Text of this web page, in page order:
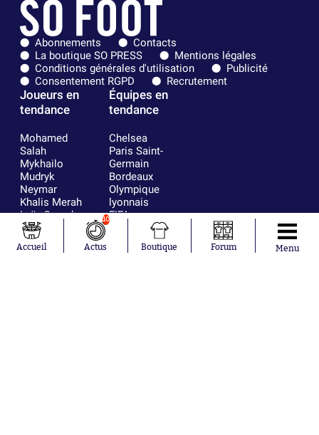
Abonnements
Contacts
La boutique SO PRESS
Mentions légales
Conditions générales d'utilisation
Publicité
Consentement RGPD
Recrutement
Joueurs en
tendance
Mohamed
Salah
Mykhailo
Mudryk
Neymar
Khalis Merah
Loïs Openda
Moussa
Niakhaté
Nicolás
Équipes en
tendance
Chelsea
Paris Saint-
Germain
Bordeaux
Olympique
lyonnais
FIFA
Real Madrid
RC Strasbourg
AC Milan
Accueil
10
Actus Boutique Forum Menu